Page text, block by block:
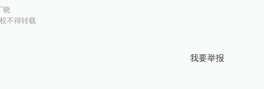
晓
不得转载
我要举报